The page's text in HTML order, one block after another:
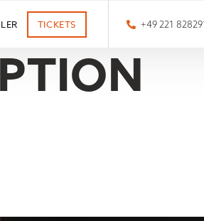
TICKETS +49 221